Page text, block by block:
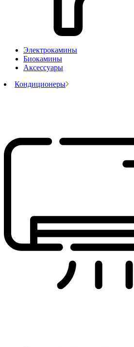
Электрокамины
Биокамины
Аксессуары
Кондиционеры